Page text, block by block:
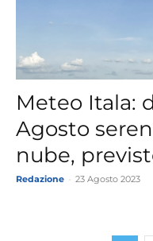
Meteo Itala:
Agosto
nube,
Redazione 23 Agosto 2023